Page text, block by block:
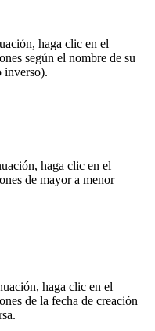
haga clic en el
según el nombre de su
inverso).
haga clic en el
de mayor a menor
haga clic en el
de la fecha de creación